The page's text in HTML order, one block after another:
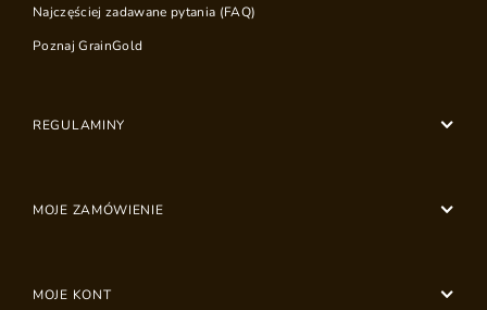
Najczęściej zadawane pytania (FAQ)
Poznaj GrainGold
REGULAMINY
MOJE ZAMÓWIENIE
MOJE KONT